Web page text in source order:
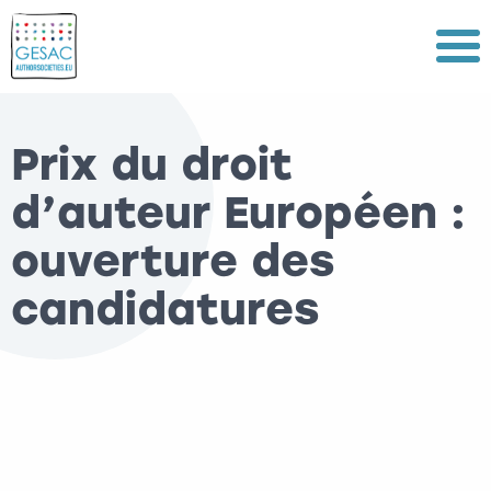
Menu
Prix du droit
d’auteur Européen :
ouverture des
candidatures